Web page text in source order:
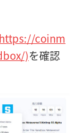
coinm
)を確認